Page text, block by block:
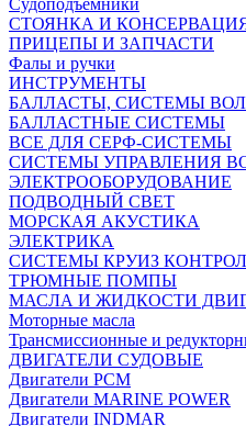
Судоподъёмники
СТОЯНКА И
ПРИЦЕПЫ И ЗАПЧАСТИ
Фалы и ручки
ИНСТРУМЕНТЫ
БАЛЛАСТЫ, СИСТЕМЫ
БАЛЛАСТНЫЕ СИСТЕМЫ
ВСЕ ДЛЯ СЕРФ-СИСТЕМЫ
СИСТЕМЫ УПРАВЛЕНИЯ
ЭЛЕКТРООБОРУДОВАНИЕ
ПОДВОДНЫЙ СВЕТ
МОРСКАЯ АКУСТИКА
ЭЛЕКТРИКА
СИСТЕМЫ КРУИЗ
ТРЮМНЫЕ ПОМПЫ
МАСЛА И ЖИДКОСТИ
Моторные масла
Трансмиссионные и
ДВИГАТЕЛИ СУДОВЫЕ
Двигатели PCM
Двигатели MARINE POWER
Двигатели INDMAR